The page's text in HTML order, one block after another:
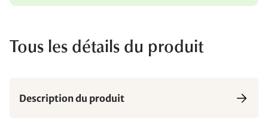
Tous les détails du produit
Description du produit